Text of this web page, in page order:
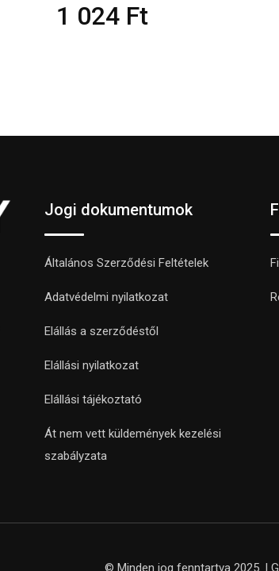
1 024 Ft
Jogi dokumentumok
Általános Szerződési Feltételek
Adatvédelmi nyilatkozat
Elállás a szerződéstől
Elállási nyilatkozat
Elállási tájékoztató
Át nem vett küldemények kezelési
szabályzata
© Minden jog fenntartva 2025. |